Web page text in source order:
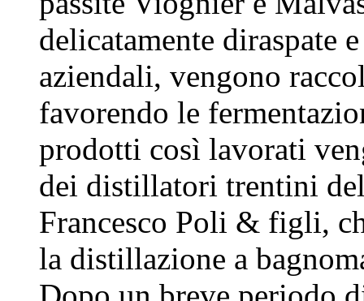
delicatamente diraspate
aziendali, vengono
favorendo le
prodotti così lavorati
dei distillatori trentini
Francesco Poli & figli,
la distillazione a